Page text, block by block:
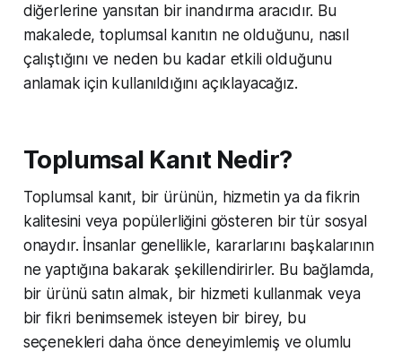
diğerlerine yansıtan bir inandırma aracıdır. Bu
makalede, toplumsal kanıtın ne olduğunu, nasıl
çalıştığını ve neden bu kadar etkili olduğunu
anlamak için kullanıldığını açıklayacağız.
Toplumsal Kanıt Nedir?
Toplumsal kanıt, bir ürünün, hizmetin ya da fikrin
kalitesini veya popülerliğini gösteren bir tür sosyal
onaydır. İnsanlar genellikle, kararlarını başkalarının
ne yaptığına bakarak şekillendirirler. Bu bağlamda,
bir ürünü satın almak, bir hizmeti kullanmak veya
bir fikri benimsemek isteyen bir birey, bu
seçenekleri daha önce deneyimlemiş ve olumlu